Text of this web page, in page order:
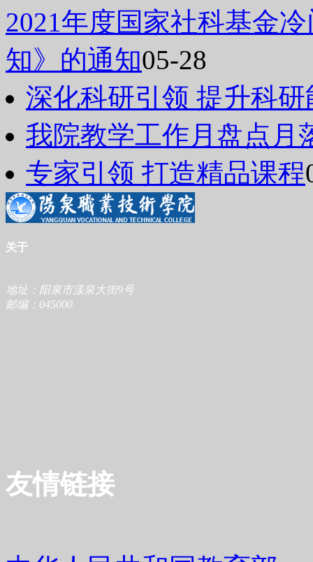
2021年度国家社科基金
知》的通知05-28
深化科研引领 提升科研
我院教学工作月盘点月
专家引领 打造精品课程
关于
地址：阳泉市漾泉大街9号
邮编：045000
友情链接